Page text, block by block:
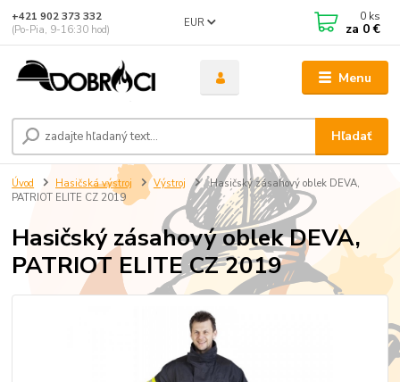
Menu
EUR
Hľadať
+421 902 373 332
(Po-Pia, 9-16:30 hod)
0 ks
za 0 €
Úvod Hasičská výstroj Výstroj
Hasičský zásahový oblek DEVA,
PATRIOT ELITE CZ 2019
Hasičský zásahový oblek DEVA,
PATRIOT ELITE CZ 2019